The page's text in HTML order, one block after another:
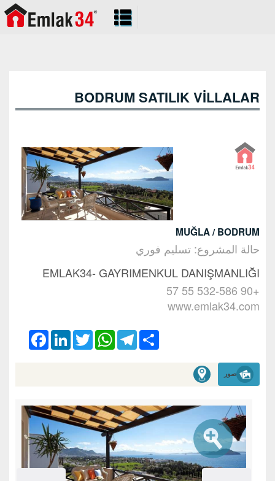
BODRUM SATILIK VİLLALAR
MUĞLA / BODRUM
حالة المشروع: تسليم فوري
EMLAK34- GAYRIMENKUL DANIŞMANLIĞI
+90 532-586 55 57
www.emlak34.com
FacebookLinkedIn TwitterWhatsAppTelegram Share
صور